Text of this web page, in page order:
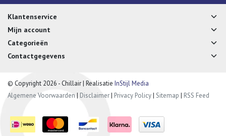
Klantenservice
Mijn account
Categorieën
Contactgegevens
© Copyright 2026 - Chillair | Realisatie InStijl Media
Algemene Voorwaarden | Disclaimer| Privacy Policy| Sitemap | RSS Feed